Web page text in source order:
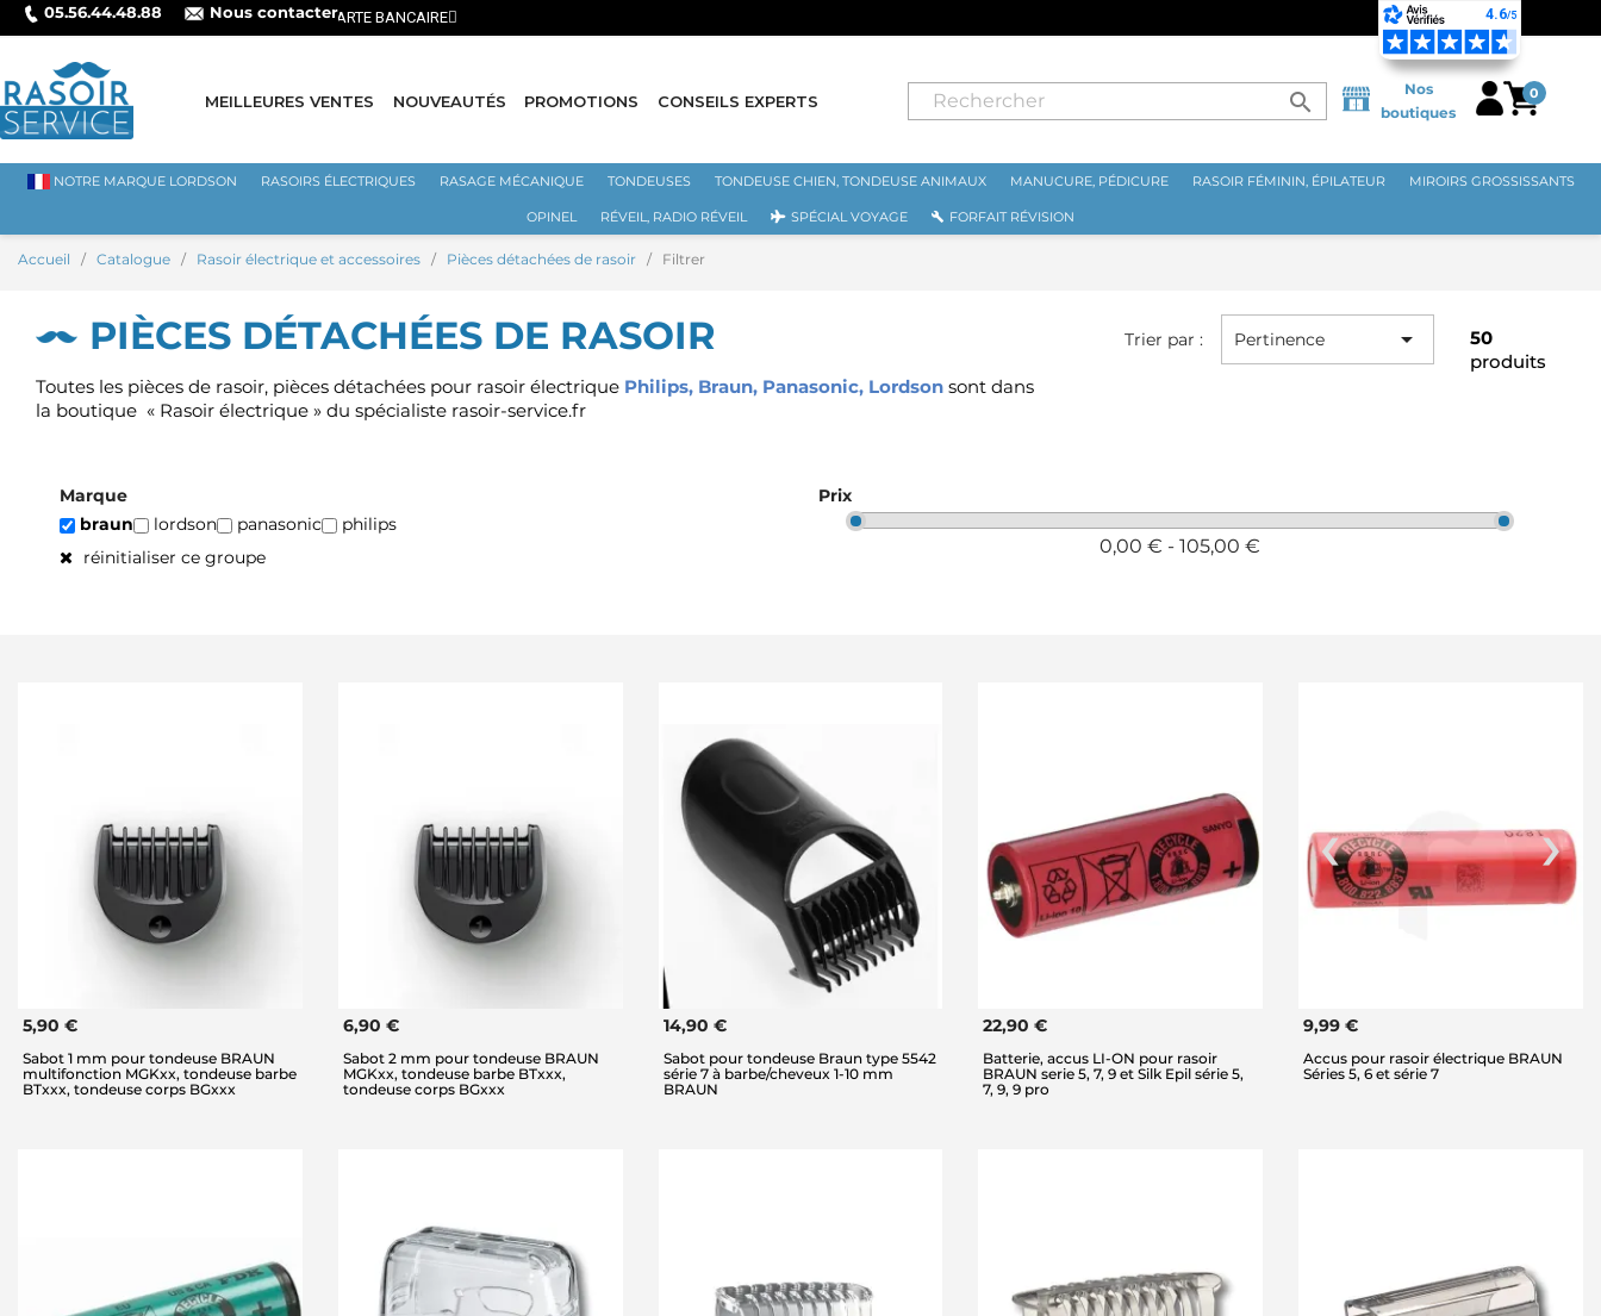
05.56.44.48.88 Nous contacter
MEILLEURES VENTES NOUVEAUTÉS PROMOTIONS CONSEILS EXPERTS search
Nos
boutiques
0
NOTRE MARQUE LORDSON RASOIRS ÉLECTRIQUES RASAGE MÉCANIQUE TONDEUSES TONDEUSE CHIEN, TONDEUSE ANIMAUX MANUCURE, PÉDICURE RASOIR FÉMININ, ÉPILATEUR MIROIRS GROSSISSANTS
OPINEL RÉVEIL, RADIO RÉVEIL SPÉCIAL VOYAGE FORFAIT RÉVISION
Accueil Catalogue Rasoir électrique et accessoires Pièces détachées de rasoir Filtrer
PIÈCES DÉTACHÉES DE RASOIR
Toutes les pièces de rasoir, pièces détachées pour rasoir électrique Philips, Braun, Panasonic, Lordson sont dans
la boutique « Rasoir électrique » du spécialiste rasoir-service.fr
Trier par : Pertinence 
50
produits
Marque
braun
lordson panasonic
philips
réinitialiser ce groupe
Prix
0,00 € - 105,00 €
5,90 €
Sabot 1 mm pour tondeuse BRAUN
multifonction MGKxx, tondeuse barbe
BTxxx, tondeuse corps BGxxx
6,90 €
Sabot 2 mm pour tondeuse BRAUN
MGKxx, tondeuse barbe BTxxx,
tondeuse corps BGxxx
14,90 €
Sabot pour tondeuse Braun type 5542
série 7 à barbe/cheveux 1-10 mm
BRAUN
22,90 €
Batterie, accus LI-ON pour rasoir
BRAUN serie 5, 7, 9 et Silk Epil série 5,
7, 9, 9 pro
9,99 €
Accus pour rasoir électrique BRAUN
Séries 5, 6 et série 7